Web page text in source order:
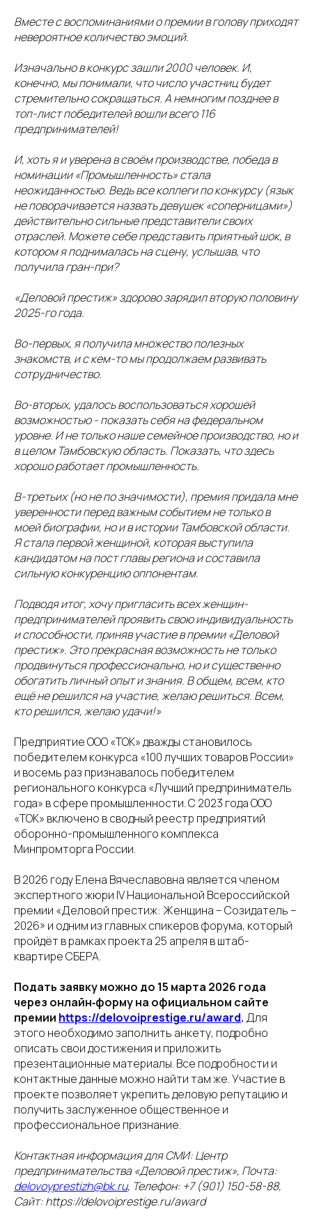
Вместе с воспоминаниями о премии в голову приходят
невероятное количество эмоций.
Изначально в конкурс зашли 2000 человек. И,
конечно, мы понимали, что число участниц будет
стремительно сокращаться. А немногим позднее в
топ-лист победителей вошли всего 116
предпринимателей!
И, хоть я и уверена в своём производстве, победа в
номинации «Промышленность» стала
неожиданностью. Ведь все коллеги по конкурсу (язык
не поворачивается назвать девушек «соперницами»)
действительно сильные представители своих
отраслей. Можете себе представить приятный шок, в
котором я поднималась на сцену, услышав, что
получила гран-при?
«Деловой престиж» здорово зарядил вторую половину
2025-го года.
Во-первых, я получила множество полезных
знакомств, и с кем-то мы продолжаем развивать
сотрудничество.
Во-вторых, удалось воспользоваться хорошей
возможностью - показать себя на федеральном
уровне. И не только наше семейное производство, но и
в целом Тамбовскую область. Показать, что здесь
хорошо работает промышленность.
В-третьих (но не по значимости), премия придала мне
уверенности перед важным событием не только в
моей биографии, но и в истории Тамбовской области.
Я стала первой женщиной, которая выступила
кандидатом на пост главы региона и составила
сильную конкуренцию оппонентам.
Подводя итог, хочу пригласить всех женщин-
предпринимателей проявить свою индивидуальность
и способности, приняв участие в премии «Деловой
престиж». Это прекрасная возможность не только
продвинуться профессионально, но и существенно
обогатить личный опыт и знания. В общем, всем, кто
ещё не решился на участие, желаю решиться. Всем,
кто решился, желаю удачи!»
Предприятие ООО «ТОК» дважды становилось
победителем конкурса «100 лучших товаров России»
и восемь раз признавалось победителем
регионального конкурса «Лучший предприниматель
года» в сфере промышленности. С 2023 года ООО
«ТОК» включено в сводный реестр предприятий
оборонно-промышленного комплекса
Минпромторга России.
В 2026 году Елена Вячеславовна является членом
экспертного жюри IV Национальной Всероссийской
премии «Деловой престиж: Женщина – Созидатель –
2026» и одним из главных спикеров форума, который
пройдёт в рамках проекта 25 апреля в штаб-
квартире СБЕРА.
Подать заявку можно до 15 марта 2026 года
через онлайн‑форму на официальном сайте
премии https://delovoiprestige.ru/award. Для
этого необходимо заполнить анкету, подробно
описать свои достижения и приложить
презентационные материалы. Все подробности и
контактные данные можно найти там же. Участие в
проекте позволяет укрепить деловую репутацию и
получить заслуженное общественное и
профессиональное признание.
Контактная информация для СМИ: Центр
предпринимательства «Деловой престиж», Почта:
delovoyprestizh@bk.ru, Телефон: +7 (901) 150-58-88,
Сайт: https://delovoiprestige.ru/award